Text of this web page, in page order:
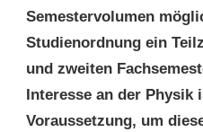
Semestervolumen
Studienordnung ein
und zweiten
Interesse an der Physik
Voraussetzung, um